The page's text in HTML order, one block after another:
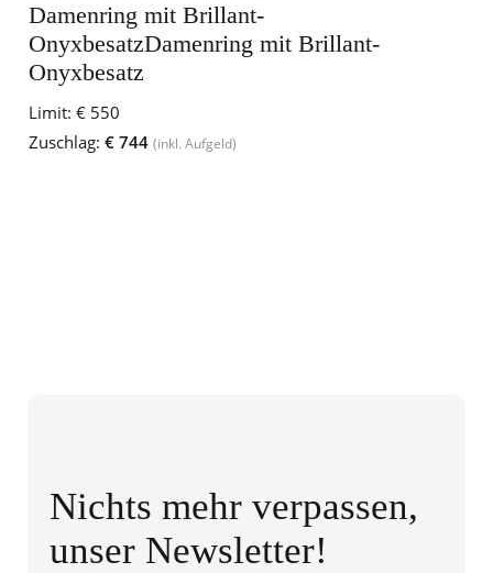
Damenring mit Brillant-
OnyxbesatzDamenring mit Brillant-
Onyxbesatz
Limit: € 550
Zuschlag: € 744 (inkl. Aufgeld)
Nichts mehr verpassen,
unser Newsletter!